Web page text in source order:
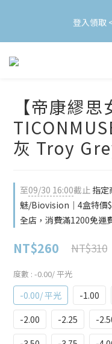
登入領取
加入會員立即領$200購
【帝康繆思
灰 Troy
至09/30 16:00截止 指
魅/Biovision｜4盒特價
全店，消費滿1200免運
NT$260 NT$310
度數 : -0.00/ 平光
-0.00/ 平光 -1.00
-2.00
-2.25 -